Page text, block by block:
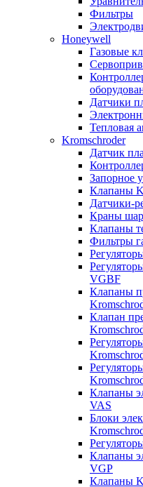
Фильтры
Honeywell
Газовые
Датчики
Тепловая
Kromschroder
Датчик
Запорное
Клапаны
Датчики-
Краны
Клапаны
Фильтры
VGBF
Клапаны
Клапан
Клапаны
VAS
Блоки
Клапаны
VGP
Клапаны